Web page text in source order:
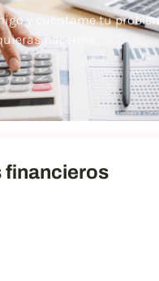
y cuéntame tu
hacerme
financieros